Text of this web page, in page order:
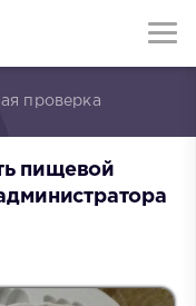
проверка
пищевой